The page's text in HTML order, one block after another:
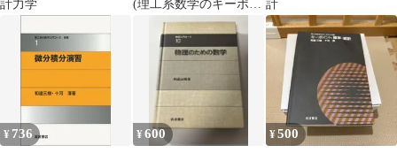
計力学
(理工系数学のキーポイ
ント 6)／和達 三樹、十
河 清
計
¥ 736 ¥600 ¥500